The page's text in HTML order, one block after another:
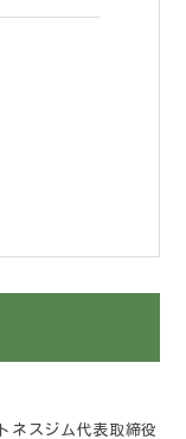
ネスジム代表取締役⁡